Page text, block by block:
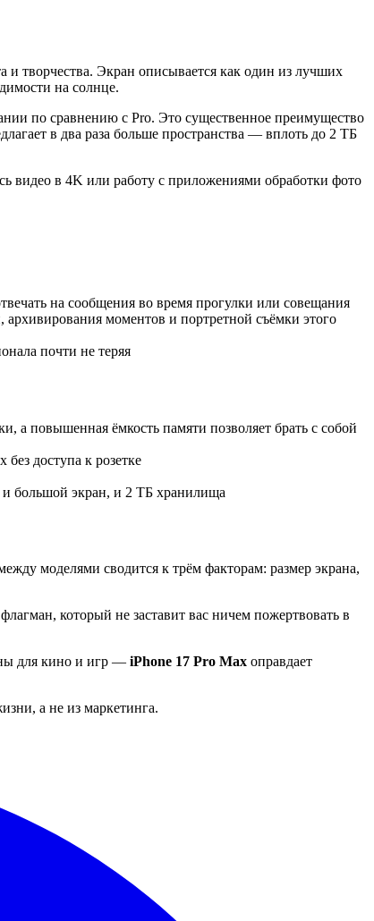
творчества. Экран описывается как один из лучших
на солнце.
по сравнению с Pro. Это существенное преимущество
в два раза больше пространства — вплоть до 2 ТБ
видео в 4K или работу с приложениями обработки фото
на сообщения во время прогулки или совещания
моментов и портретной съёмки этого
почти не теряя
а повышенная ёмкость памяти позволяет брать с собой
доступа к розетке
большой экран, и 2 ТБ хранилища
моделями сводится к трём факторам: размер экрана,
который не заставит вас ничем пожертвовать в
для кино и игр — iPhone 17 Pro Max оправдает
а не из маркетинга.